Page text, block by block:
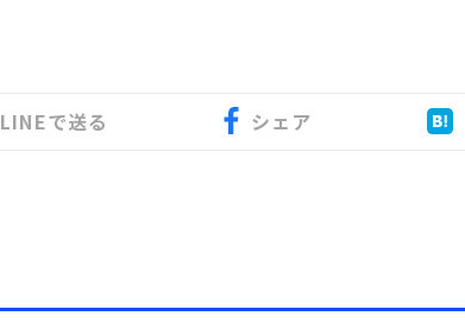
LINEで送る シェア